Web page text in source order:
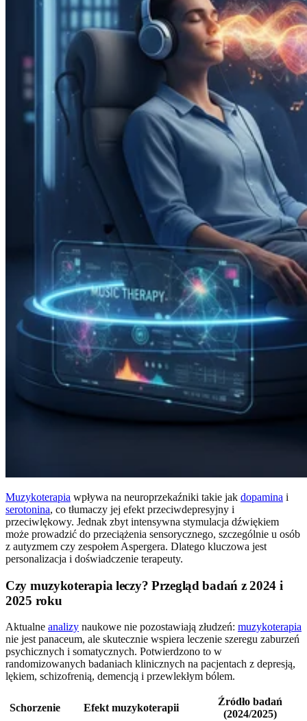
Muzykoterapia wpływa na neuroprzekaźniki takie jak dopamina i
serotonina, co tłumaczy jej efekt przeciwdepresyjny i
przeciwlękowy. Jednak zbyt intensywna stymulacja dźwiękiem
może prowadzić do przeciążenia sensorycznego, szczególnie u osób
z autyzmem czy zespołem Aspergera. Dlatego kluczowa jest
personalizacja i doświadczenie terapeuty.
Czy muzykoterapia leczy? Przegląd badań z 2024 i
2025 roku
Aktualne analizy naukowe nie pozostawiają złudzeń: muzykoterapia
nie jest panaceum, ale skutecznie wspiera leczenie szeregu zaburzeń
psychicznych i somatycznych. Potwierdzono to w
randomizowanych badaniach klinicznych na pacjentach z depresją,
lękiem, schizofrenią, demencją i przewlekłym bólem.
Schorzenie Efekt muzykoterapii
Źródło badań
(2024/2025)